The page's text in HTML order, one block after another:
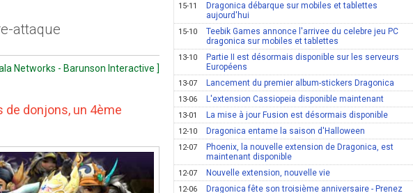
attaque
Networks - Barunson Interactive ]
de donjons, un 4ème
15-11
Dragonica débarque sur mobiles et tablettes
aujourd'hui
15-10
Teebik Games annonce l'arrivee du celebre jeu PC
dragonica sur mobiles et tablettes
13-10
Partie II est désormais disponible sur les serveurs
Européens
13-07 Lancement du premier album-stickers Dragonica
13-06 L'extension Cassiopeia disponible maintenant
13-01 La mise à jour Fusion est désormais disponible
12-10 Dragonica entame la saison d'Halloween
12-07
Phoenix, la nouvelle extension de Dragonica, est
maintenant disponible
12-07 Nouvelle extension, nouvelle vie
12-06
Dragonica fête son troisième anniversaire - Prenez